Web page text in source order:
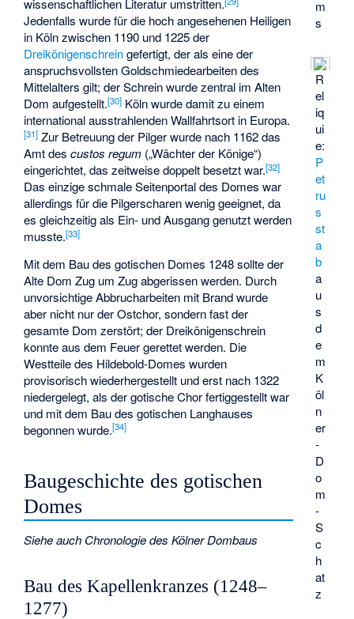
m
s
R
el
iq
ui
e:
P
et
ru
s
st
a
b
a
u
s
d
e
m
K
öl
n
er
-
D
o
m
-
S
c
h
at
z
wissenschaftlichen Literatur umstritten.
Jedenfalls wurde für die hoch angesehenen Heiligen
in Köln zwischen 1190 und 1225 der
Dreikönigenschreingefertigt, der als eine der
anspruchsvollsten Goldschmiedearbeiten des
Mittelalters gilt; der Schrein wurde zentral im Alten
Dom aufgestellt.[30] Köln wurde damit zu einem
international ausstrahlenden Wallfahrtsort in Europa.
[31] Zur Betreuung der Pilger wurde nach 1162 das
Amt descustos regum („Wächter der Könige“)
eingerichtet, das zeitweise doppelt besetzt war.[32]
Das einzige schmale Seitenportal des Domes war
allerdings für die Pilgerscharen wenig geeignet, da
es gleichzeitig als Ein- und Ausgang genutzt werden
musste.[33]
Mit dem Bau des gotischen Domes 1248 sollte der
Alte Dom Zug um Zug abgerissen werden. Durch
unvorsichtige Abbrucharbeiten mit Brand wurde
aber nicht nur der Ostchor, sondern fast der
gesamte Dom zerstört; der Dreikönigenschrein
konnte aus dem Feuer gerettet werden. Die
Westteile des Hildebold-Domes wurden
provisorisch wiederhergestellt und erst nach 1322
niedergelegt, als der gotische Chor fertiggestellt war
und mit dem Bau des gotischen Langhauses
begonnen wurde.[34]
Baugeschichte des gotischen
Domes
Siehe auch Chronologie des Kölner Dombaus
Bau des Kapellenkranzes (1248–
1277)